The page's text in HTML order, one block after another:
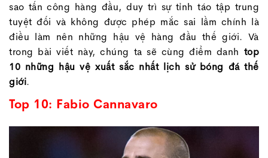
sao tấn công hàng đầu, duy trì sự tỉnh táo tập trung
tuyệt đối và không được phép mắc sai lầm chính là
điều làm nên những hậu vệ hàng đầu thế giới. Và
trong bài viết này, chúng ta sẽ cùng điểm danh top
10 những hậu vệ xuất sắc nhất lịch sử bóng đá thế
giới.
Top 10: Fabio Cannavaro